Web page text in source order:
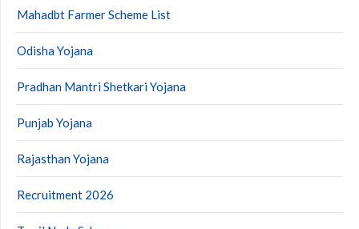
Mahadbt Farmer Scheme List
Odisha Yojana
Pradhan Mantri Shetkari Yojana
Punjab Yojana
Rajasthan Yojana
Recruitment 2026